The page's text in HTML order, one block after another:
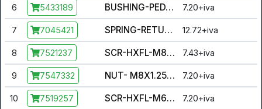
6 5433189 BUSHING-PEDAL PIVOT 7.20+iva
7 7045421 SPRING-RETURN 12.72+iva
8 7521237 SCR-HXFL-M8X1.25X70 8.8 ZOD 7.43+iva
9 7547332 NUT- M8X1.25, FLG, NYLOC-OLIVE D 7.20+iva
10 7519257 SCR-HXFL-M6X1.0X45 8.8 ZOD 7.20+iva